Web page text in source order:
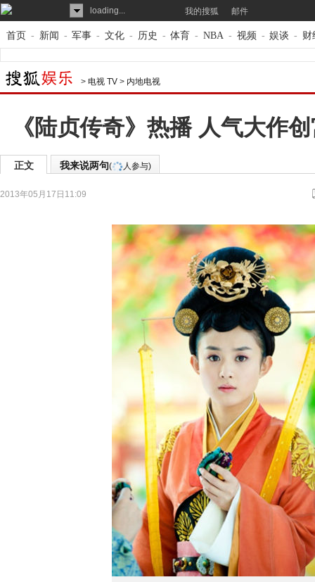
loading... 我的搜狐 邮件
首页 - 新闻 - 军事 - 文化 - 历史 - 体育 - NBA - 视频 - 娱谈 - 财
> 电视 TV > 内地电视
《陆贞传奇》热播 人气大作
正文 我来说两句( 人参与)
2013年05月17日11:09